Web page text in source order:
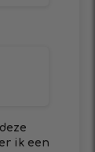
ik een